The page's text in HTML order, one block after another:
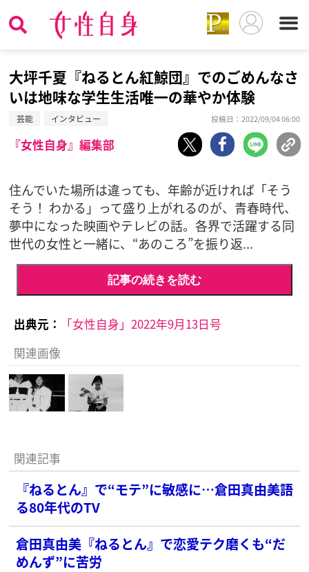
大坪千夏『ねるとん紅鯨団』でのごめんなさ
いは地味な学生生活唯一の華やか体験
芸能 インタビュー 投稿日：2022/09/04 06:00
『女性自身』編集部
住んでいた場所は違っても、年齢が近ければ「そう
そう！ わかる」って盛り上がれるのが、青春時代、
夢中になった映画やテレビの話。各界で活躍する同
世代の女性と一緒に、“あのころ”を振り返...
記事の続きを読む
出典元：
「女性自身」2022年9月13日号
関連画像
関連記事
『ねるとん』で“モテ”に敏感に…倉田真由美語
る80年代のTV
倉田真由美『ねるとん』で恋愛テク磨くも“だ
めんず”に苦労